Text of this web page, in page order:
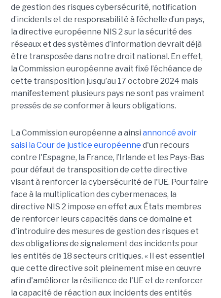
de gestion des risques cybersécurité, notification
d’incidents et de responsabilité à l’échelle d’un pays,
la directive européenne NIS 2 sur la sécurité des
réseaux et des systèmes d’information devrait déjà
être transposée dans notre droit national. En effet,
la Commission européenne avait fixé l’échéance de
cette transposition jusqu’au 17 octobre 2024 mais
manifestement plusieurs pays ne sont pas vraiment
pressés de se conformer à leurs obligations.
La Commission européenne a ainsi annoncé avoir
saisi la Cour de justice européenne d'un recours
contre l'Espagne, la France, l’Irlande et les Pays-Bas
pour défaut de transposition de cette directive
visant à renforcer la cybersécurité de l'UE. Pour faire
face à la multiplication des cybermenaces, la
directive NIS 2 impose en effet aux États membres
de renforcer leurs capacités dans ce domaine et
d'introduire des mesures de gestion des risques et
des obligations de signalement des incidents pour
les entités de 18 secteurs critiques. « Il est essentiel
que cette directive soit pleinement mise en œuvre
afin d'améliorer la résilience de l'UE et de renforcer
la capacité de réaction aux incidents des entités